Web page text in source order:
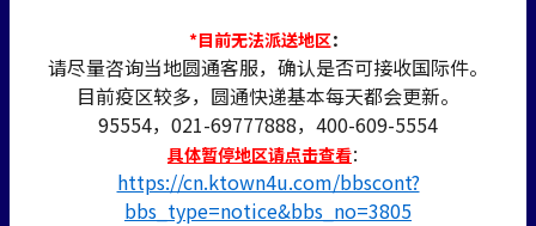
*目前无法派送地区：
请尽量咨询当地圆通客服，确认是否可接收国际件。
目前疫区较多，圆通快递基本每天都会更新。
95554，021-69777888，400-609-5554
具体暂停地区请点击查看：
https://cn.ktown4u.com/bbscont?
bbs_type=notice&bbs_no=3805